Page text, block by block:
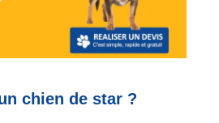
chien de star ?